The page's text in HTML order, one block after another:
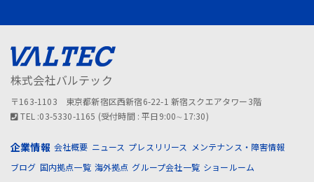
株式会社バルテック
〒163-1103 東京都新宿区西新宿6-22-1 新宿スクエアタワー3階
TEL :03-5330-1165 (受付時間 : 平日9:00∼17:30)
企業情報 会社概要 ニュース プレスリリース
メンテナンス・障害情報
ブログ 国内拠点一覧 海外拠点 グループ会社一覧 ショールーム